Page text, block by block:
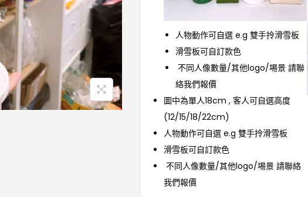
人物動作可自選 e.g 雙手拎滑雪板
滑雪板可自訂款色
不同人像數量/其他logo/埸景 請聯
絡我們報價
圖中為單人18cm , 客人可自選高度
(12/15/18/22cm)
人物動作可自選 e.g 雙手拎滑雪板
滑雪板可自訂款色
不同人像數量/其他logo/埸景 請聯絡
我們報價